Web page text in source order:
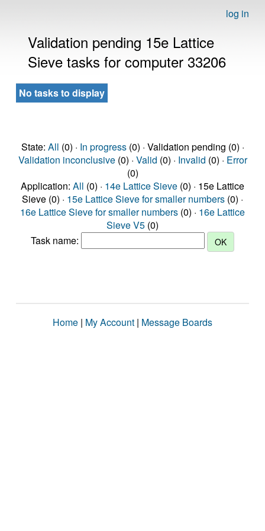
log in
Validation pending 15e Lattice
Sieve tasks for computer 33206
No tasks to display
State: All (0) · In progress(0) · Validation pending (0) ·
Validation inconclusive(0) · Valid (0) · Invalid (0) · Error
(0)
Application: All (0) · 14e Lattice Sieve (0) · 15e Lattice
Sieve (0) · 15e Lattice Sieve for smaller numbers (0) ·
16e Lattice Sieve for smaller numbers (0) · 16e Lattice
Sieve V5 (0)
Task name:
Home | My Account | Message Boards